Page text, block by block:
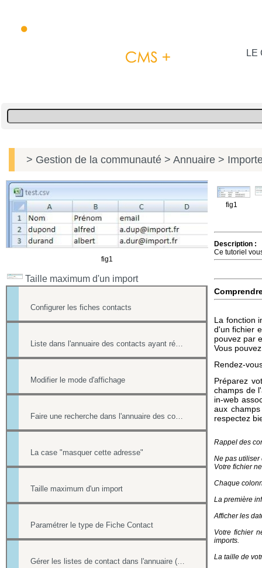
LE
> Gestion de la communauté > Annuaire >
fig1
Taille maximum d'un import
Configurer les fiches contacts
Liste dans l'annuaire des contacts ayant répondu à un formulaire
Modifier le mode d'affichage
Faire une recherche dans l'annuaire des contacts
La case "masquer cette adresse"
Taille maximum d'un import
Paramétrer le type de Fiche Contact
Gérer les listes de contact dans l'annuaire (multi-sélection par une case à cocher)
fig1
Description :
Ce tutoriel
La fonction
d'un fichier
pouvez par
Vous
Rendez-
Préparez
champs de
in-web
aux
respectez
Rappel des
Ne pas utiliser
Votre fichier
Chaque
La première
Afficher les
Votre fichier
imports.
La taille de